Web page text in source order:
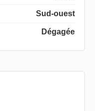
Sud-ouest
Dégagée